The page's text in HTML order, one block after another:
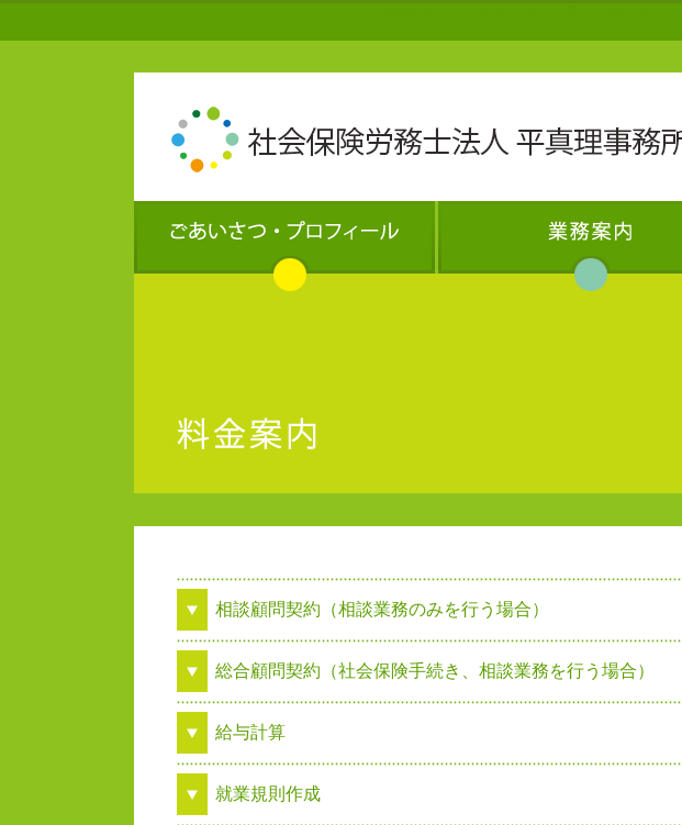
相談顧問契約（相談業務のみを行う場合）
総合顧問契約（社会保険手続き、相談業務を行う場合）
給与計算
就業規則作成